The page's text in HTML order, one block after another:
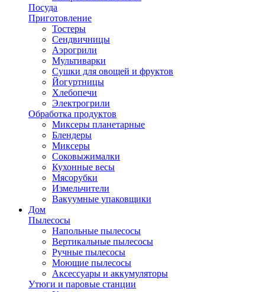
Посуда
Приготовление
Тостеры
Сендвичницы
Аэрогрили
Мультиварки
Сушки для овощей и фруктов
Йогуртницы
Хлебопечи
Электрогрили
Обработка продуктов
Миксеры планетарные
Блендеры
Миксеры
Соковыжималки
Кухонные весы
Мясорубки
Измельчители
Вакуумные упаковщики
Дом
Пылесосы
Напольные пылесосы
Вертикальные пылесосы
Ручные пылесосы
Моющие пылесосы
Аксессуары и аккумуляторы
Утюги и паровые станции